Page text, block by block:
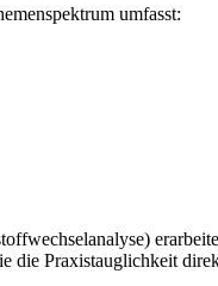
umfasst:
die Praxistauglichkeit